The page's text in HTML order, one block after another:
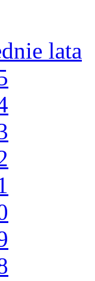
lata